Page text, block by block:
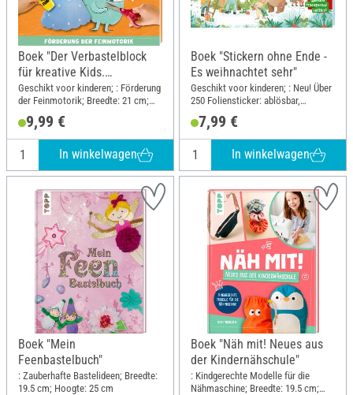
Boek "Der Verbastelblock
für kreative Kids.
Kunterbunter Spaß"
Geschikt voor kinderen; : Förderung
der Feinmotorik; Breedte: 21 cm;
9,99 €
In winkelwagen
Boek "Stickern ohne Ende -
Es weihnachtet sehr"
Geschikt voor kinderen; : Neu! Über
250 Foliensticker: ablösbar,
7,99 €
In winkelwagen
Boek "Mein
Feenbastelbuch"
: Zauberhafte Bastelideen; Breedte:
19.5 cm; Hoogte: 25 cm
Boek "Näh mit! Neues aus
der Kindernähschule"
: Kindgerechte Modelle für die
Nähmaschine; Breedte: 19.5 cm;